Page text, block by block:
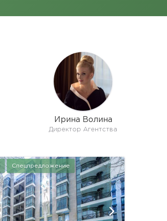
Ирина Волина
Директор Агентства
Спецпредложение